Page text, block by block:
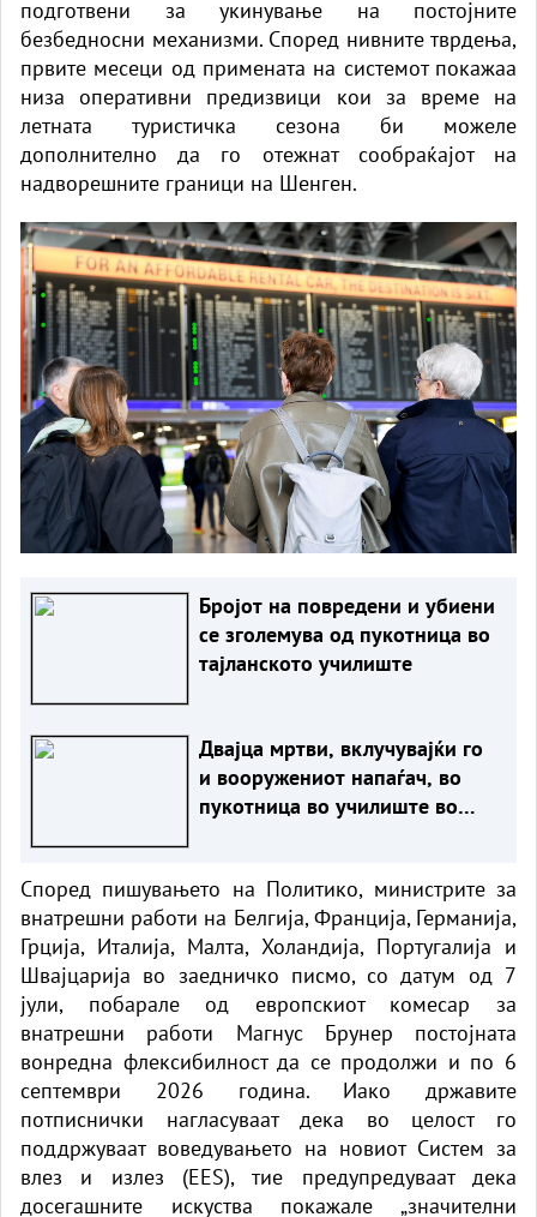
подготвени за укинување на постојните
безбедносни механизми. Според нивните тврдења,
првите месеци од примената на системот покажаа
низа оперативни предизвици кои за време на
летната туристичка сезона би можеле
дополнително да го отежнат сообраќајот на
надворешните граници на Шенген.
Бројот на повредени и убиени
се зголемува од пукотница во
тајланското училиште
Двајца мртви, вклучувајќи го
и вооружениот напаѓач, во
пукотница во училиште во
Според пишувањето на Политико, министрите за
внатрешни работи на Белгија, Франција, Германија,
Грција, Италија, Малта, Холандија, Португалија и
Швајцарија во заедничко писмо, со датум од 7
јули, побарале од европскиот комесар за
внатрешни работи Магнус Брунер постојната
вонредна флексибилност да се продолжи и по 6
септември 2026 година. Иако државите
потписнички нагласуваат дека во целост го
поддржуваат воведувањето на новиот Систем за
влез и излез (EES), тие предупредуваат дека
досегашните искуства покажале „значителни